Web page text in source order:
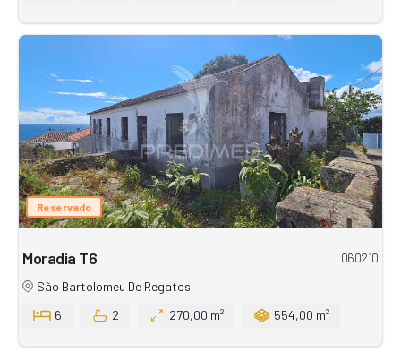
Reservado
Moradia T6
060210
São Bartolomeu De Regatos
6
2 270,00 m² 554,00 m²